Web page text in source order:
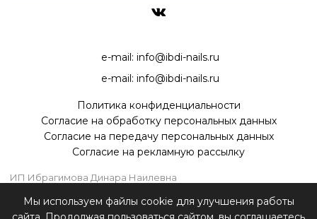
e-mail: info@ibdi-nails.ru
e-mail: info@ibdi-nails.ru
Политика конфиденциальности
Согласие на обработку персональных данных
Согласие на передачу персональных данных
Согласие на рекламную рассылку
ИП Ибрагимова Динара Наилевна
ОГРНИП 315595800070181
Мы используем файлы cookie для улучшения работы